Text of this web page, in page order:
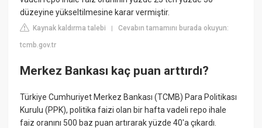
düzeyine yükseltilmesine karar vermiştir.
Kaynak kaldırma talebi |Cevabın tamamını burada okuyun:
tcmb.gov.tr
Merkez Bankası kaç puan arttırdı?
Türkiye Cumhuriyet Merkez Bankası (TCMB) Para Politikası
Kurulu (PPK), politika faizi olan bir hafta vadeli repo ihale
faiz oranını 500 baz puan artırarak yüzde 40'a çıkardı.